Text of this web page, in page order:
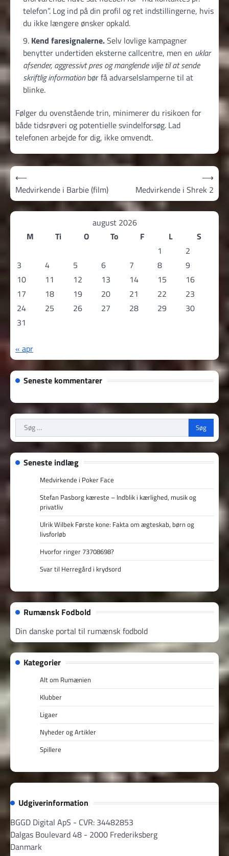
telefon”. Log ind på din profil og ret indstillingerne, hvis
du ikke længere ønsker opkald.
Kend faresignalerne.Selv lovlige kampagner
benytter undertiden eksterne callcentre, men en uklar
afsender, aggressivt pres og manglende vilje til at sende
skriftlig informationbør få advarsels­lamperne til at
blinke.
Følger du ovenstående trin, minimerer du risikoen for
både tidsrøveri og potentielle svindelforsøg. Lad
telefonen arbejde for dig, ikke omvendt.
Indlægsnavigation
⟵
Medvirkende i Barbie (film)
Medvirkende i Shrek 2
⟶
august 2026
M
Ti O To F L
S
1
2
3
4 5 6 7 8
9
10
11 12 13 14 15
16
17
18 19 20 21 22
23
24
25 26 27 28 29
30
31
« apr
Seneste kommentarer
Søg
efter:
Seneste indlæg
Medvirkende i Poker Face
Stefan Pasborg kæreste – Indblik i kærlighed, musik og
privatliv
Ulrik Wilbek Første kone: Fakta om ægteskab, børn og
livsforløb
Hvorfor ringer 73708698?
Svar til Herregård i krydsord
Rumænsk Fodbold
Din danske portal til rumænsk fodbold
Kategorier
Alt om Rumænien
Klubber
Ligaer
Nyheder og Artikler
Spillere
Udgiverinformation
BGGD Digital ApS - CVR: 34482853
Dalgas Boulevard 48 - 2000 Frederiksberg
Danmark